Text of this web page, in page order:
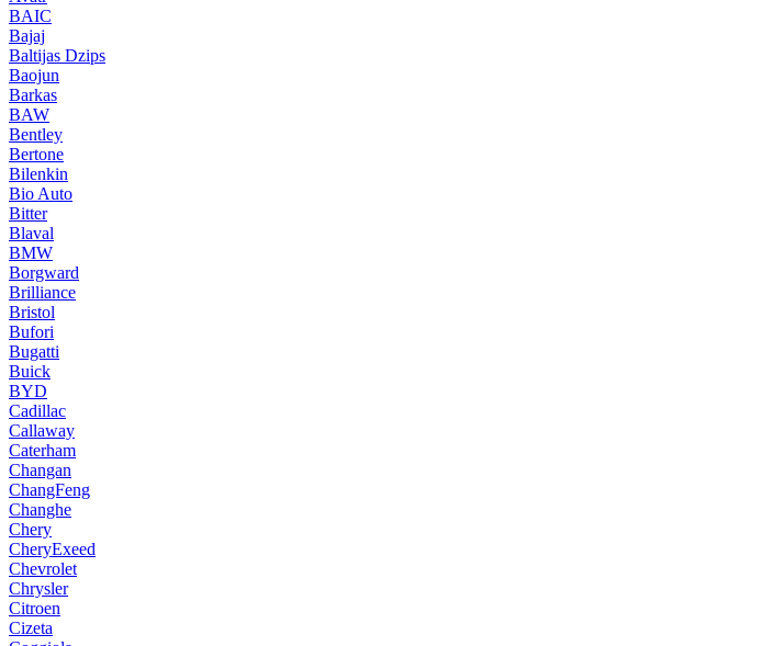
BAIC
Bajaj
Baltijas Dzips
Baojun
Barkas
BAW
Bentley
Bertone
Bilenkin
Bio Auto
Bitter
Blaval
BMW
Borgward
Brilliance
Bristol
Bufori
Bugatti
Buick
BYD
Cadillac
Callaway
Caterham
Changan
ChangFeng
Changhe
Chery
CheryExeed
Chevrolet
Chrysler
Citroen
Cizeta